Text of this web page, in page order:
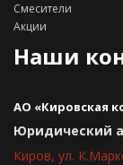
Смесители
Акции
Наши
АО «Кировская
Юридический
Киров, ул.